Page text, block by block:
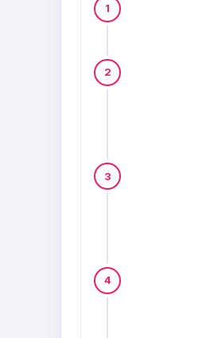
1
2
3
4